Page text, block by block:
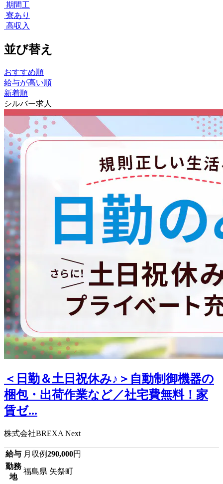
期間工
寮あり
高収入
並び替え
おすすめ順
給与が高い順
新着順
シルバー求人
＜日勤＆土日祝休み♪＞自動制御機器の
梱包・出荷作業など／社宅費無料！家
賃ゼ...
株式会社BREXA Next
給与 月収例290,000円
勤務
地
福島県 矢祭町